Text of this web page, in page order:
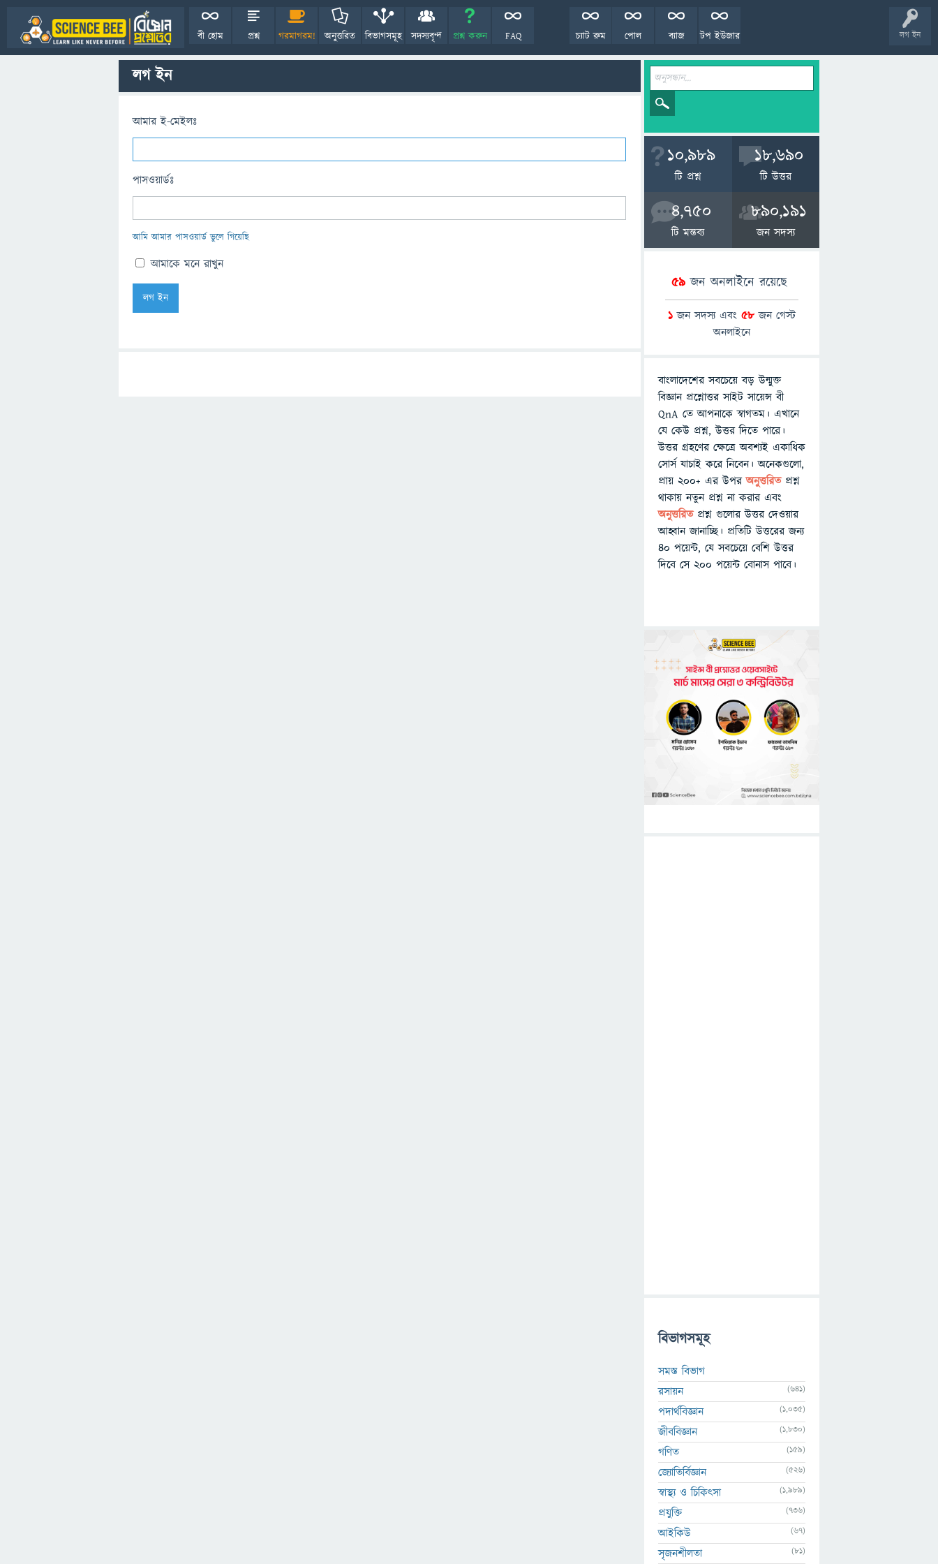
লগ ইন
বী হোম প্রশ্ন গরমাগরম! অনুত্তরিত বিভাগসমূহ সদস্যবৃন্দ প্রশ্ন করুন FAQ টপ ইউজার
ব্যাজ
পোল
চ্যাট রুম
লগ ইন
আমার ই-মেইলঃ
পাসওয়ার্ডঃ
আমি আমার পাসওয়ার্ড ভুলে গিয়েছি
আমাকে মনে রাখুন
10,989
টি প্রশ্ন
18,690
টি উত্তর
4,750
টি মন্তব্য
890,191
জন সদস্য
59জন অনলাইনে রয়েছে
1 জন সদস্য এবং 58 জন গেস্ট
অনলাইনে
বাংলাদেশের সবচেয়ে বড় উন্মুক্ত
বিজ্ঞান প্রশ্নোত্তর সাইট সায়েন্স বী
QnA তে আপনাকে স্বাগতম। এখানে
যে কেউ প্রশ্ন, উত্তর দিতে পারে।
উত্তর গ্রহণের ক্ষেত্রে অবশ্যই একাধিক
সোর্স যাচাই করে নিবেন। অনেকগুলো,
প্রায় ২০০+ এর উপরঅনুত্তরিতপ্রশ্ন
থাকায় নতুন প্রশ্ন না করার এবং
অনুত্তরিত প্রশ্ন গুলোর উত্তর দেওয়ার
আহ্বান জানাচ্ছি। প্রতিটি উত্তরের জন্য
৪০ পয়েন্ট, যে সবচেয়ে বেশি উত্তর
দিবে সে ২০০ পয়েন্ট বোনাস পাবে।
বিভাগসমূহ
সমস্ত বিভাগ
রসায়ন
(641)
পদার্থবিজ্ঞান (1,035)
জীববিজ্ঞান (1,830)
গণিত (159)
জ্যোতির্বিজ্ঞান (526)
স্বাস্থ্য ও চিকিৎসা (1,989)
প্রযুক্তি (736)
আইকিউ (67)
সৃজনশীলতা (81)